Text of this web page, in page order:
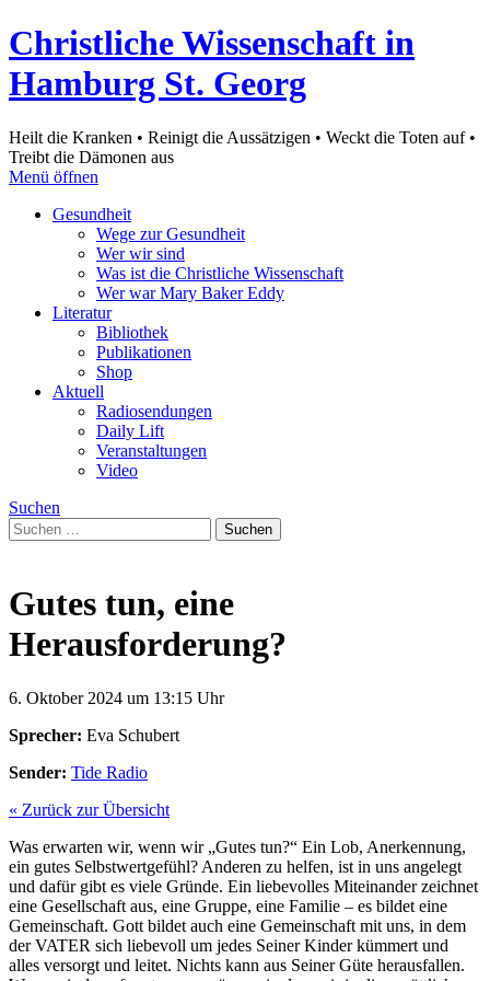
Christliche Wissenschaft in
Hamburg St. Georg
Heilt die Kranken • Reinigt die Aussätzigen • Weckt die Toten auf •
Treibt die Dämonen aus
Menü öffnen
Gesundheit
Wege zur Gesundheit
Wer wir sind
Was ist die Christliche Wissenschaft
Wer war Mary Baker Eddy
Literatur
Bibliothek
Publikationen
Shop
Aktuell
Radiosendungen
Daily Lift
Veranstaltungen
Video
Suchen
Suchen
nach:
Gutes tun, eine
Herausforderung?
6. Oktober 2024 um 13:15 Uhr
Sprecher: Eva Schubert
Sender: Tide Radio
« Zurück zur Übersicht
Was erwarten wir, wenn wir „Gutes tun?“ Ein Lob, Anerkennung,
ein gutes Selbstwertgefühl? Anderen zu helfen, ist in uns angelegt
und dafür gibt es viele Gründe. Ein liebevolles Miteinander zeichnet
eine Gesellschaft aus, eine Gruppe, eine Familie – es bildet eine
Gemeinschaft. Gott bildet auch eine Gemeinschaft mit uns, in dem
der VATER sich liebevoll um jedes Seiner Kinder kümmert und
alles versorgt und leitet. Nichts kann aus Seiner Güte herausfallen.